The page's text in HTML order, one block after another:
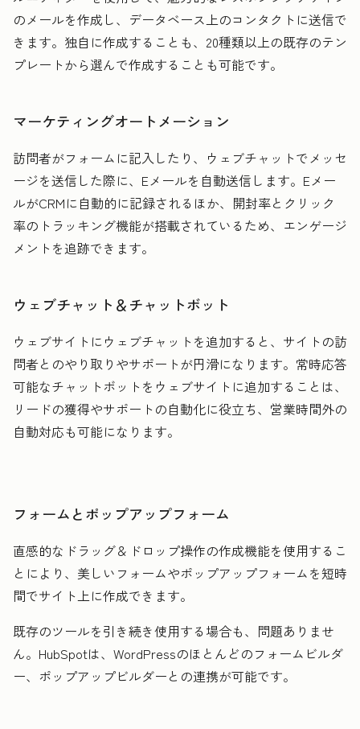
のメールを作成し、データベース上のコンタクトに送信で
きます。独自に作成することも、20種類以上の既存のテン
プレートから選んで作成することも可能です。
マーケティングオートメーション
訪問者がフォームに記入したり、ウェブチャットでメッセ
ージを送信した際に、Eメールを自動送信します。Eメー
ルがCRMに自動的に記録されるほか、開封率とクリック
率のトラッキング機能が搭載されているため、エンゲージ
メントを追跡できます。
ウェブチャット＆チャットボット
ウェブサイトにウェブチャットを追加すると、サイトの訪
問者とのやり取りやサポートが円滑になります。常時応答
可能なチャットボットをウェブサイトに追加することは、
リードの獲得やサポートの自動化に役立ち、営業時間外の
自動対応も可能になります。
フォームとポップアップフォーム
直感的なドラッグ＆ドロップ操作の作成機能を使用するこ
とにより、美しいフォームやポップアップフォームを短時
間でサイト上に作成できます。
既存のツールを引き続き使用する場合も、問題ありませ
ん。HubSpotは、WordPressのほとんどのフォームビルダ
ー、ポップアップビルダーとの連携が可能です。